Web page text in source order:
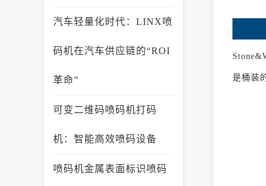
汽车轻量化时代：LINX喷
码机在汽车供应链的“ROI
革命”
可变二维码喷码机打码
机：智能高效喷码设备
喷码机金属表面标识喷码
是桶装